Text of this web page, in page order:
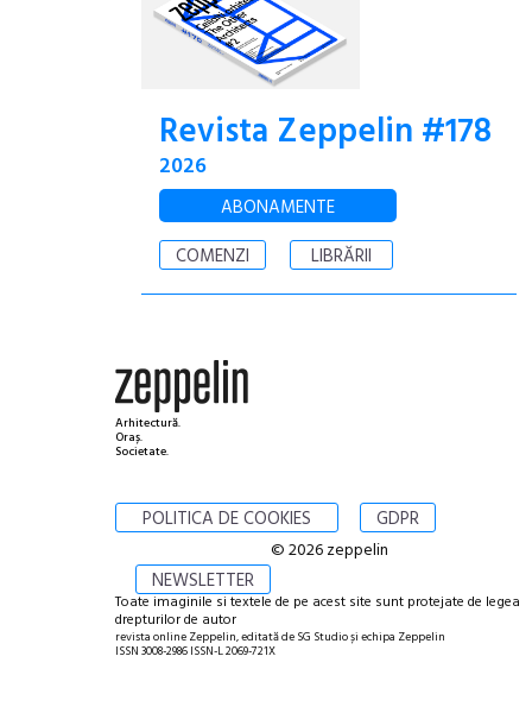
Revista Zeppelin #178
2026
ABONAMENTE
COMENZI
LIBRĂRII
Arhitectură.
Oraș.
Societate.
POLITICA DE COOKIES GDPR
NEWSLETTER
© 2026 zeppelin
Toate imaginile si textele de pe acest site sunt protejate de legea
drepturilor de autor
revista online Zeppelin, editată de SG Studio și echipa Zeppelin
ISSN 3008-2986 ISSN-L 2069-721X